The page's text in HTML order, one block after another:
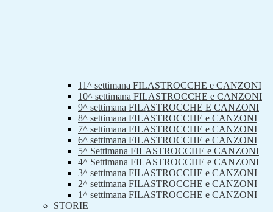
11^ settimana FILASTROCCHE e CANZONI
10^ settimana FILASTROCCHE e CANZONI
9^ settimana FILASTROCCHE E CANZONI
8^ settimana FILASTROCCHE e CANZONI
7^ settimana FILASTROCCHE e CANZONI
6^ settimana FILASTROCCHE e CANZONI
5^ Settimana FILASTROCCHE e CANZONI
4^ Settimana FILASTROCCHE e CANZONI
3^ settimana FILASTROCCHE e CANZONI
2^ settimana FILASTROCCHE e CANZONI
1^ settimana FILASTROCCHE e CANZONI
STORIE